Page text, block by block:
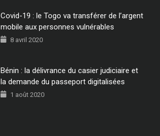
Covid-19 : le Togo va transférer de l’argent
mobile aux personnes vulnérables
8 avril 2020
Bénin : la délivrance du casier judiciaire et
la demande du passeport digitalisées
1 août 2020